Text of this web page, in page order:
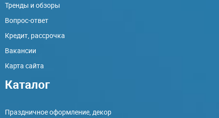
Тренды и обзоры
Вопрос-ответ
Кредит, рассрочка
Вакансии
Карта сайта
Каталог
Праздничное оформление, декор